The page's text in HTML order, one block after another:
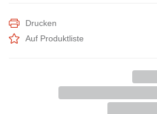
Drucken
Auf Produktliste